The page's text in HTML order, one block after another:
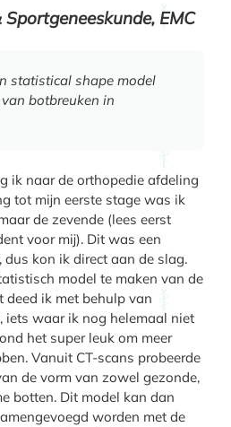
EMC
statistical shape model
botbreuken in
ik naar de orthopedie afdeling
tot mijn eerste stage was ik
de zevende (lees eerst
voor mij). Dit was een
kon ik direct aan de slag.
model te maken van de
deed ik met behulp van
iets waar ik nog helemaal niet
het super leuk om meer
Vanuit CT-scans probeerde
de vorm van zowel gezonde,
botten. Dit model kan dan
worden met de